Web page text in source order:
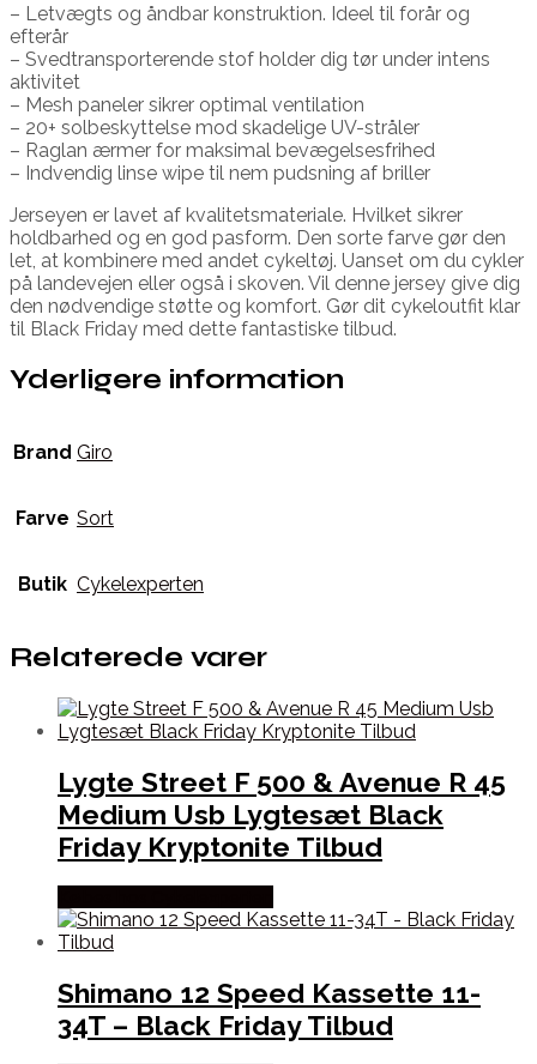
– Letvægts og åndbar konstruktion. Ideel til forår og
efterår
– Svedtransporterende stof holder dig tør under intens
aktivitet
– Mesh paneler sikrer optimal ventilation
– 20+ solbeskyttelse mod skadelige UV-stråler
– Raglan ærmer for maksimal bevægelsesfrihed
– Indvendig linse wipe til nem pudsning af briller
Jerseyen er lavet af kvalitetsmateriale. Hvilket sikrer
holdbarhed og en god pasform. Den sorte farve gør den
let, at kombinere med andet cykeltøj. Uanset om du cykler
på landevejen eller også i skoven. Vil denne jersey give dig
den nødvendige støtte og komfort. Gør dit cykeloutfit klar
til Black Friday med dette fantastiske tilbud.
Yderligere information
Brand Giro
Farve Sort
Butik Cykelexperten
Relaterede varer
Lygte Street F 500 & Avenue R 45
Medium Usb Lygtesæt Black
Friday Kryptonite Tilbud
Shimano 12 Speed Kassette 11-
34T – Black Friday Tilbud